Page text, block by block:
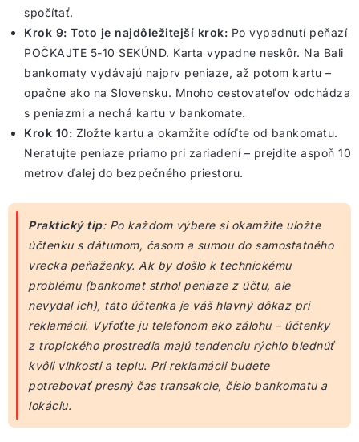
spočítať.
Krok 9: Toto je najdôležitejší krok: Po vypadnutí peňazí
POČKAJTE 5-10 SEKÚND. Karta vypadne neskôr. Na Bali
bankomaty vydávajú najprv peniaze, až potom kartu –
opačne ako na Slovensku. Mnoho cestovateľov odchádza
s peniazmi a nechá kartu v bankomate.
Krok 10: Zložte kartu a okamžite odíďte od bankomatu.
Neratujte peniaze priamo pri zariadení – prejdite aspoň 10
metrov ďalej do bezpečného priestoru.
Praktický tip: Po každom výbere si okamžite uložte
účtenku s dátumom, časom a sumou do samostatného
vrecka peňaženky. Ak by došlo k technickému
problému (bankomat strhol peniaze z účtu, ale
nevydal ich), táto účtenka je váš hlavný dôkaz pri
reklamácii. Vyfoťte ju telefonom ako zálohu – účtenky
z tropického prostredia majú tendenciu rýchlo blednúť
kvôli vlhkosti a teplu. Pri reklamácii budete
potrebovať presný čas transakcie, číslo bankomatu a
lokáciu.